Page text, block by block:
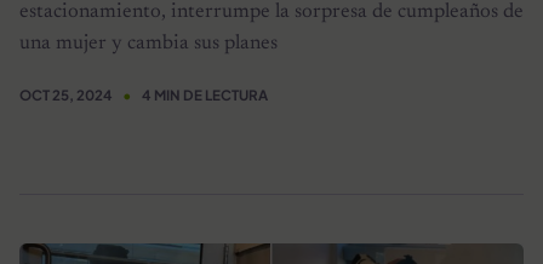
estacionamiento, interrumpe la sorpresa de cumpleaños de
una mujer y cambia sus planes
OCT 25, 2024 4 MIN DE LECTURA